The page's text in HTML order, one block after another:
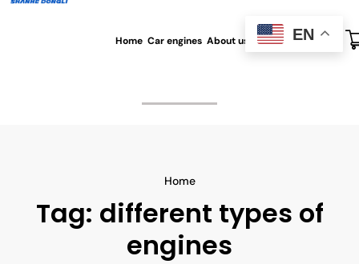
Home Car engines About us All blog Contact us
Home
Tag: different types of
engines
EN